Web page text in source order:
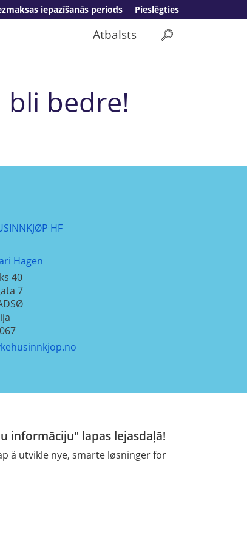
Pieslēgties
iepazīšanās periods
Atbalsts
bli bedre!
HF
Hagen
40
7
informāciju" lapas lejasdaļā!
å utvikle nye, smarte løsninger for